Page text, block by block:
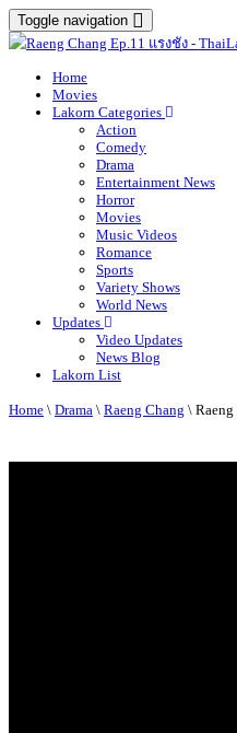
Toggle navigation
Home
Movies
Lakorn Categories
Action
Comedy
Drama
Entertainment News
Horror
Movies
Music Videos
Romance
Sports
Variety Shows
World News
Updates
Video Updates
News Blog
Lakorn List
Home \ Drama \ Raeng Chang \